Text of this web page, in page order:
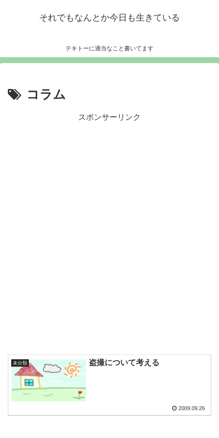
それでもなんとか今日も生きている
テキトーに適当なこと書いてます
コラム
スポンサーリンク
未分類 盗撮について考える
2009.09.26